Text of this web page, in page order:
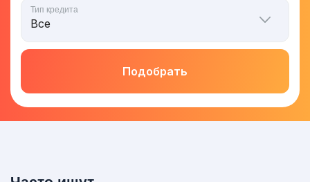
Тип кредита
Подобрать